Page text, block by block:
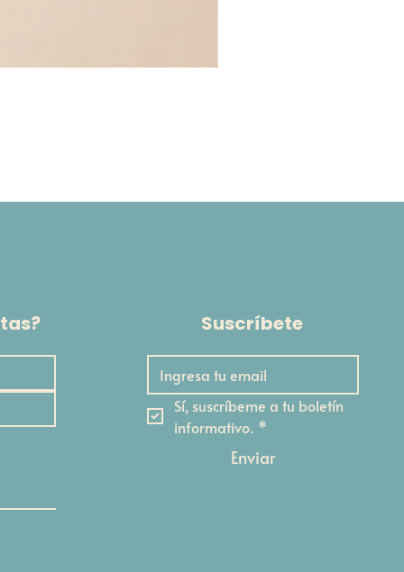
Suscríbete
Sí, suscríbeme a tu boletín
informativo. *
Enviar